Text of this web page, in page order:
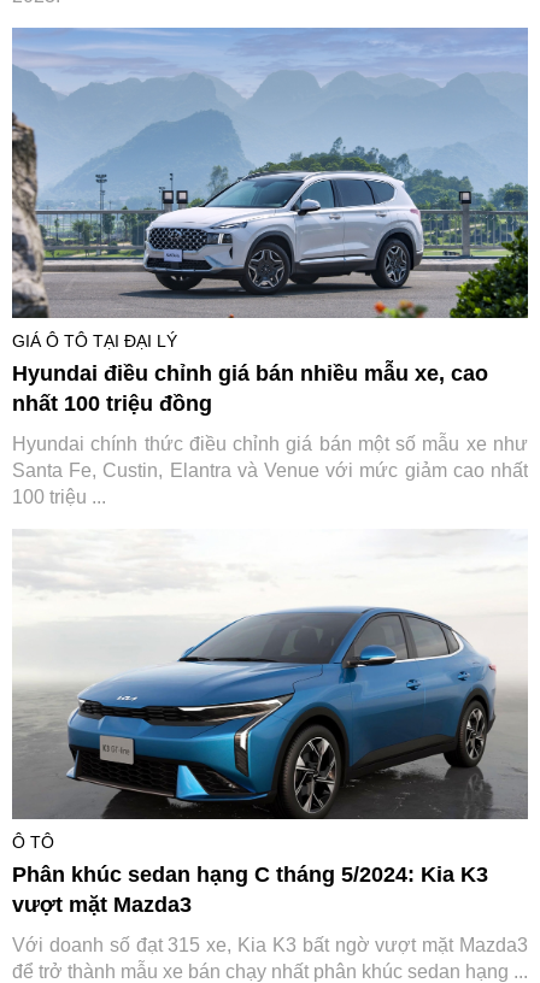
GIÁ Ô TÔ TẠI ĐẠI LÝ
Hyundai điều chỉnh giá bán nhiều mẫu xe, cao
nhất 100 triệu đồng
Hyundai chính thức điều chỉnh giá bán một số mẫu xe như
Santa Fe, Custin, Elantra và Venue với mức giảm cao nhất
100 triệu ...
Ô TÔ
Phân khúc sedan hạng C tháng 5/2024: Kia K3
vượt mặt Mazda3
Với doanh số đạt 315 xe, Kia K3 bất ngờ vượt mặt Mazda3
để trở thành mẫu xe bán chạy nhất phân khúc sedan hạng ...